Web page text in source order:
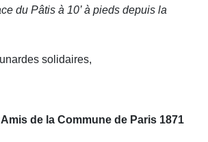
du Pâtis à 10’ à pieds depuis la
solidaires,
de la Commune de Paris 1871